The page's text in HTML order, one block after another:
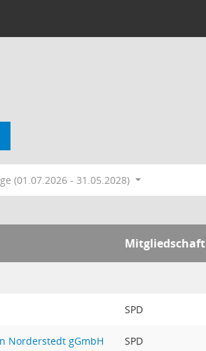
(01.07.2026 - 31.05.2028)
Mitgliedschaft
SPD
Norderstedt gGmbH SPD